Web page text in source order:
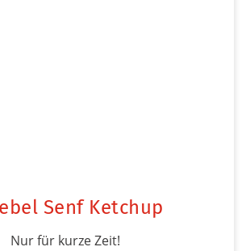
Senf Ketchup
Nur für kurze Zeit!